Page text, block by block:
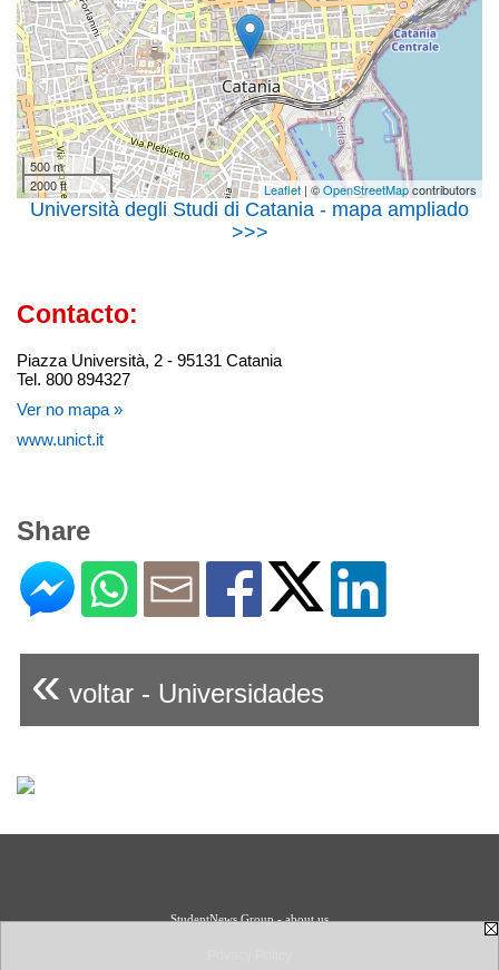
500 m
2000 ft
Leaflet | ©OpenStreetMapcontributors
Università degli Studi di Catania - mapa ampliado
>>>
Contacto:
Piazza Università, 2 - 95131 Catania
Tel. 800 894327
Ver no mapa »
www.unict.it
Share
« voltar - Universidades
StudentNews Group - about us